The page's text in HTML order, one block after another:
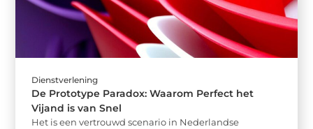
Dienstverlening
De Prototype Paradox: Waarom Perfect het
Vijand is van Snel
Het is een vertrouwd scenario in Nederlandse